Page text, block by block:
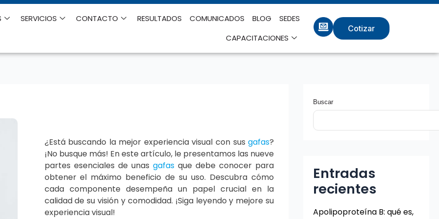
SERVICIOS CONTACTO RESULTADOS COMUNICADOS BLOG
SEDES
CAPACITACIONES
Cotizar
¿Está buscando la mejor experiencia visual con susgafas?
¡No busque más! En este artículo, le presentamos las nueve
partes esenciales de unas gafasque debe conocer para
obtener el máximo beneficio de su uso. Descubra cómo
cada componente desempeña un papel crucial en la
calidad de su visión y comodidad. ¡Siga leyendo y mejore su
experiencia visual!
Buscar
Entradas
recientes
Apolipoproteína B: qué es,